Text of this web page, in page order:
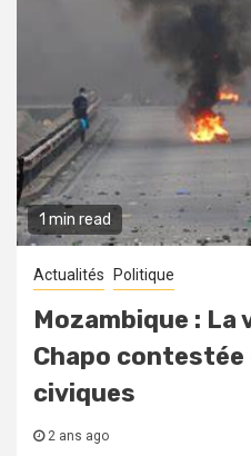
1 min read
Actualités Politique
Mozambique : La
Chapo
civiques
2 ans ago